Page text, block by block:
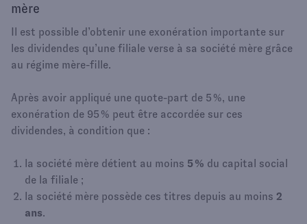
mère
Il est possible d’obtenir une exonération importante sur
les dividendes qu’une filiale verse à sa société mère grâce
au régime mère-fille.
Après avoir appliqué une quote-part de 5 %, une
exonération de 95 % peut être accordée sur ces
dividendes, à condition que :
la société mère détient au moins 5 % du capital social
de la filiale ;
la société mère possède ces titres depuis au moins 2
ans.